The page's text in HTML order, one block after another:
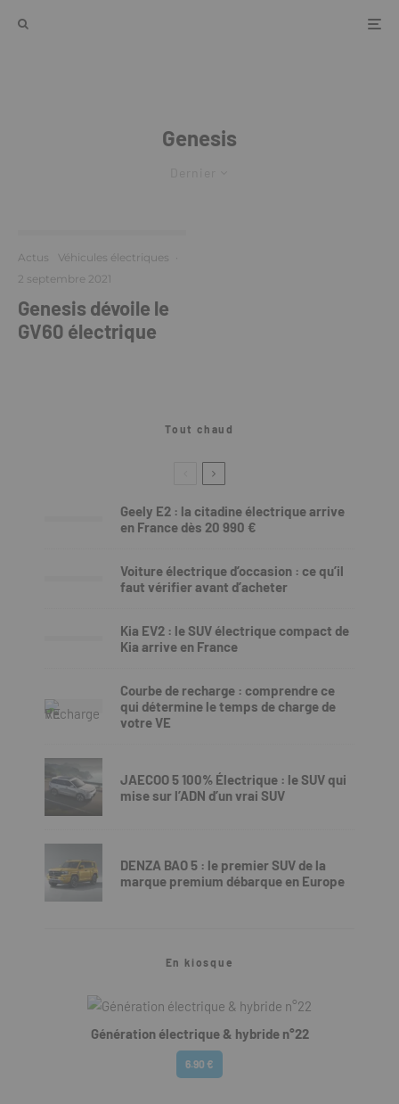
Genesis
Actus Véhicules électriques ·
2 septembre 2021
Genesis dévoile le
GV60 électrique
Tout chaud
Geely E2 : la citadine électrique arrive
en France dès 20 990 €
Voiture électrique d’occasion : ce qu’il
faut vérifier avant d’acheter
Kia EV2 : le SUV électrique compact de
Kia arrive en France
Courbe de recharge : comprendre ce
qui détermine le temps de charge de
votre VE
JAECOO 5 100% Électrique : le SUV qui
mise sur l’ADN d’un vrai SUV
DENZA BAO 5 : le premier SUV de la
marque premium débarque en Europe
En kiosque
Génération électrique & hybride n°22
6.90 €